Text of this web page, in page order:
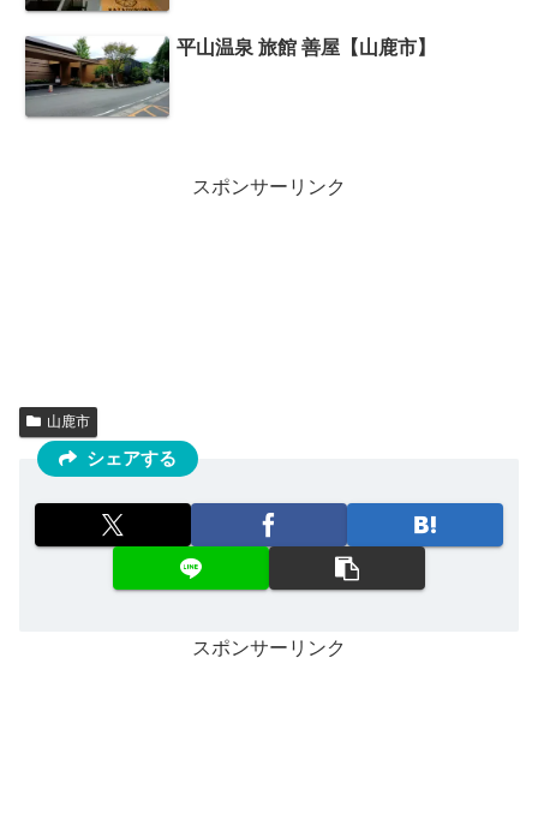
平山温泉 旅館 善屋【山鹿市】
スポンサーリンク
山鹿市
シェアする
スポンサーリンク